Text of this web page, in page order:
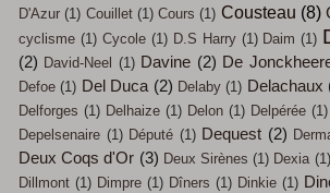
D'Azur (1) Couillet (1) Cours (1) Cousteau (8)
cyclisme (1) Cycole (1) D.S Harry (1) Daim (1)
(2) David-Neel (1) Davine (2) De
Defoe (1) Del Duca (2) Delaby (1) Delachaux
Delforges (1) Delhaize (1) Delon (1) Delpérée (1)
Depelsenaire (1) Député (1) Dequest (2)
Deux Coqs d'Or (3) Deux Sirènes (1) Dexia (1)
Dillmont (1) Dimpre (1) Dîners (1) Dinkie (1)